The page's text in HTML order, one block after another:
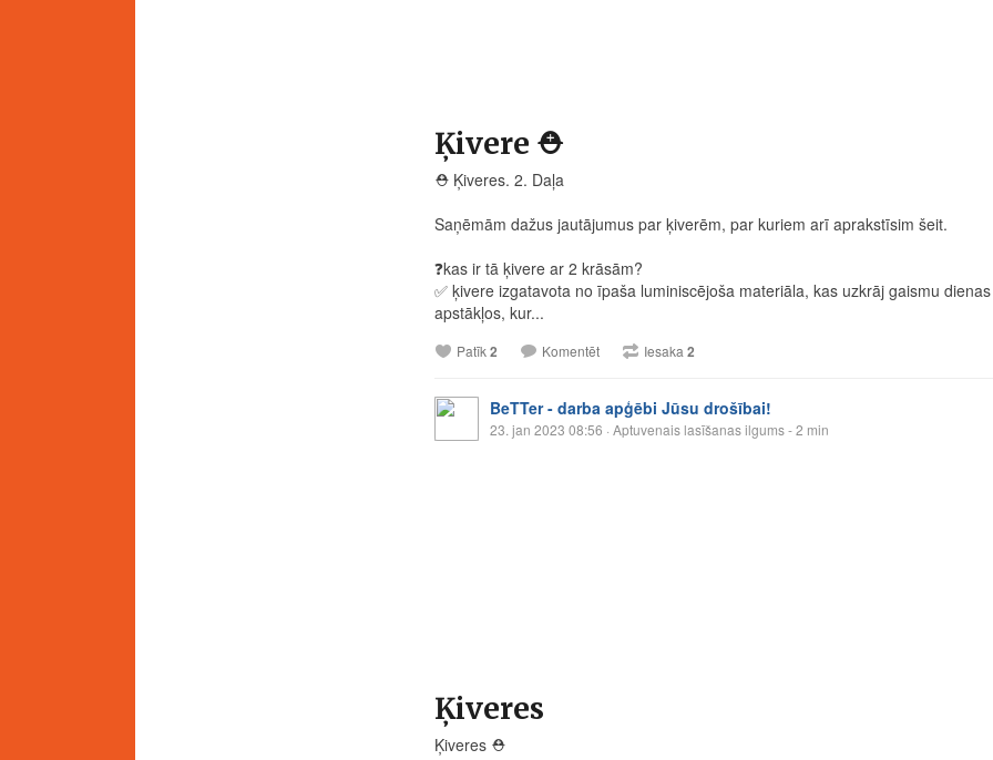
Ķivere ⛑️
⛑️ Ķiveres. 2. Daļa
Saņēmām dažus jautājumus par ķiverēm, par kuriem arī aprakstīsim šeit.
❓kas ir tā ķivere ar 2 krāsām?
✅ ķivere izgatavota no īpaša luminiscējoša materiāla, kas uzkrāj gaismu
apstākļos, kur...
Patīk2 Komentēt Iesaka2
BeTTer - darba apģēbi Jūsu drošībai!
23. jan 2023 08:56 · Aptuvenais lasīšanas ilgums - 2 min
Ķiveres
Ķiveres ⛑️